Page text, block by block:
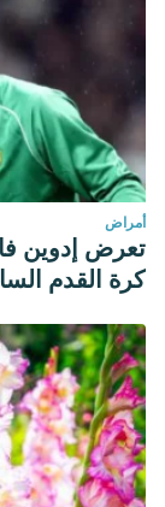
أمراض
تعرض إدوين
كرة القدم